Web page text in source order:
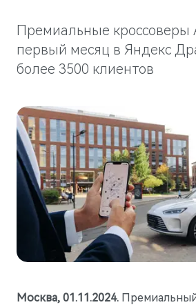
Помощь на дороге
Гарантия
Руководства по эксплуатации
АКСЕССУАРЫ
Коллекция
Технические аксессуары
Колеса в сборе
Телематические системы
Системы зарядки
Новости дилерского центра
Новости компании
СМИ о нас
ПАРТНЕРЫ
МТС
PlayAuto
Премиальные кроссоверы
первый месяц в Яндекс
более 3500 клиентов
Москва, 01.11.2024.